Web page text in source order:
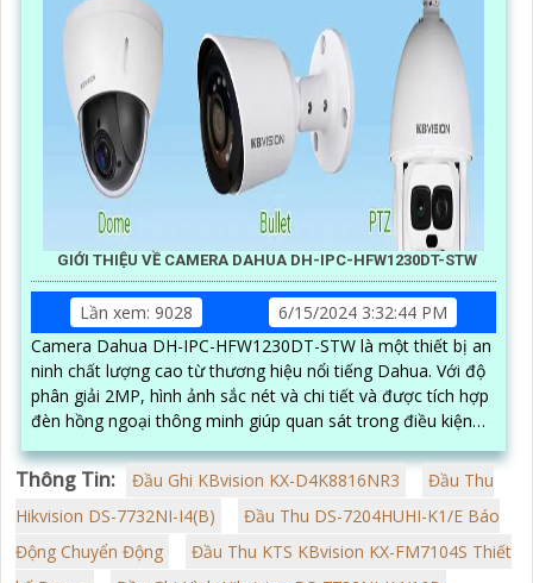
GIỚI THIỆU VỀ CAMERA DAHUA DH-IPC-HFW1230DT-STW
Lần xem: 9028
6/15/2024 3:32:44 PM
Camera Dahua DH-IPC-HFW1230DT-STW là một thiết bị an
ninh chất lượng cao từ thương hiệu nổi tiếng Dahua. Với độ
phân giải 2MP, hình ảnh sắc nét và chi tiết và được tích hợp
đèn hồng ngoại thông minh giúp quan sát trong điều kiện
ánh sáng yếu
Thông Tin: Đầu Ghi KBvision KX-D4K8816NR3
Đầu Thu
Hikvision DS-7732NI-I4(B)
Đầu Thu DS-7204HUHI-K1/E Báo
Động Chuyển Động
Đầu Thu KTS KBvision KX-FM7104S Thiết